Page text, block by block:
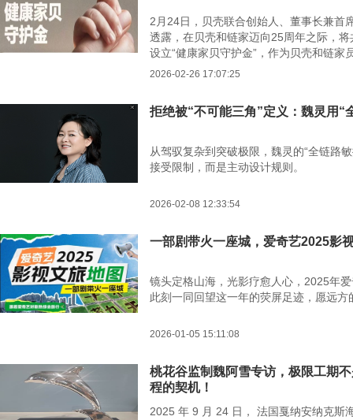
2月24日，贝壳联合创始人、董事长兼首
透露，在贝壳和链家迈向25周年之际，
设立“健康家贝守护金”，作为贝壳和链
收盘价，该笔捐赠价值约4亿元，项目将
2026-02-26 17:07:25
拒绝被“不可能三角”定义：魏灵用“
从驾驭复杂到突破极限，魏灵的“全链路
接受限制，而是主动设计规则。
2026-02-08 12:33:54
一部剧带火一座城，爱奇艺2025影
镜头定格山海，光影疗愈人心，2025年
此刻一同回望这一年的荧屏足迹，愿远
2026-01-05 15:11:08
桃花谷监制魏阿雪专访，极限工期
程的契机！
2025 年 9 月 24 日， 法国戛纳安纳克斯